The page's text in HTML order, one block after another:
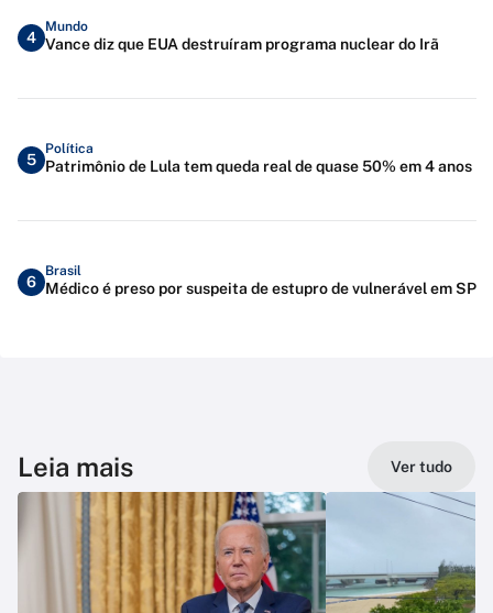
4
Mundo
Vance diz que EUA destruíram programa nuclear do Irã
5
Política
Patrimônio de Lula tem queda real de quase 50% em 4 anos
6
Brasil
Médico é preso por suspeita de estupro de vulnerável em SP
Leia mais Ver tudo